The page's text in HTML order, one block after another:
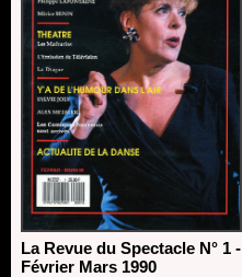
La Revue du Spectacle N° 1 -
Février Mars 1990